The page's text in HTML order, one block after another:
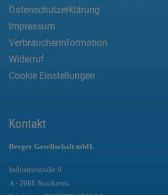
Datenschutzerklärung
Impressum
Verbraucherinformation
Widerruf
Cookie Einstellungen
Kontakt
Berger Gesellschaft mbH.
Industriestraße 9
A - 2000 Stockerau